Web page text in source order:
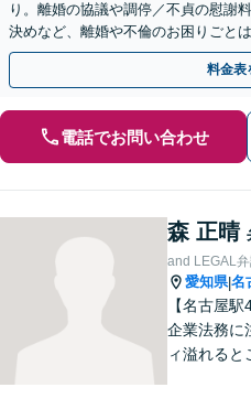
り。離婚の協議や調停／不貞の慰謝
決めなど、離婚や不倫のお困りごと
り添い、ご意向に沿う解決を目指し
料金表
電話でお問い合わせ
森 正晴
and LEGAL
愛知県|名
【名古屋駅
企業法務に
ィ溢れると